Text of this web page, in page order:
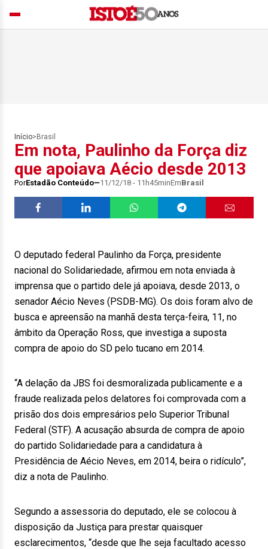
Início> Brasil
Em nota, Paulinho da Força diz
que apoiava Aécio desde 2013
PorEstadão Conteúdo 11/12/18 - 11h45minEmBrasil
O deputado federal Paulinho da Força, presidente
nacional do Solidariedade, afirmou em nota enviada à
imprensa que o partido dele já apoiava, desde 2013, o
senador Aécio Neves (PSDB-MG). Os dois foram alvo de
busca e apreensão na manhã desta terça-feira, 11, no
âmbito da Operação Ross, que investiga a suposta
compra de apoio do SD pelo tucano em 2014.
“A delação da JBS foi desmoralizada publicamente e a
fraude realizada pelos delatores foi comprovada com a
prisão dos dois empresários pelo Superior Tribunal
Federal (STF). A acusação absurda de compra de apoio
do partido Solidariedade para a candidatura à
Presidência de Aécio Neves, em 2014, beira o ridículo”,
diz a nota de Paulinho.
Segundo a assessoria do deputado, ele se colocou à
disposição da Justiça para prestar quaisquer
esclarecimentos, “desde que lhe seja facultado acesso